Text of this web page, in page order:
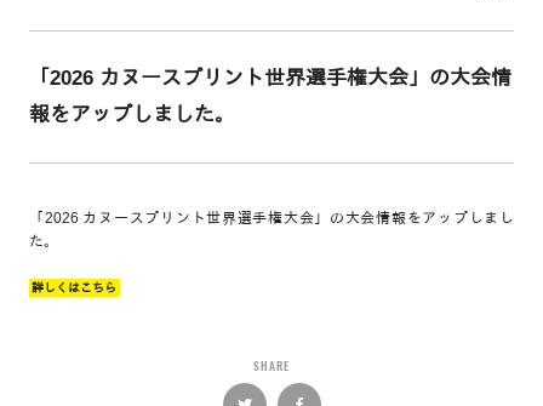
「2026 カヌースプリント世界選手権大会」の大会情
報をアップしました。
「2026 カヌースプリント世界選手権大会」の大会情報をアップしまし
た。
詳しくはこちら
SHARE